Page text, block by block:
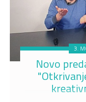
3.
Novo predavanje trećeg modula: